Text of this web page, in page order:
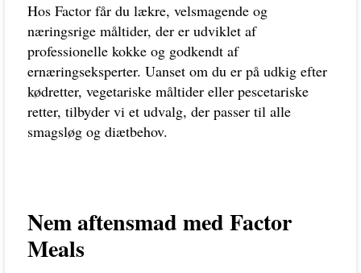
Hos Factor får du lækre, velsmagende og
næringsrige måltider, der er udviklet af
professionelle kokke og godkendt af
ernæringseksperter. Uanset om du er på udkig efter
kødretter, vegetariske måltider eller pescetariske
retter, tilbyder vi et udvalg, der passer til alle
smagsløg og diætbehov.
Nem aftensmad med Factor
Meals